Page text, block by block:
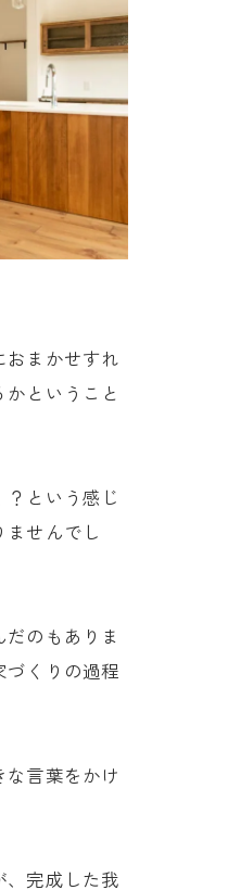
まかせすれ
ということ
という感じ
せんでし
のもありま
くりの過程
言葉をかけ
完成した我